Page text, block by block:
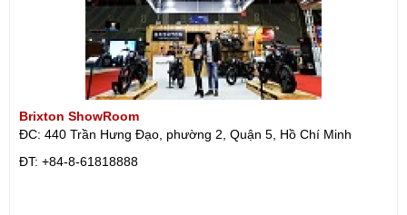
Brixton ShowRoom
ĐC: 440 Trần Hưng Đạo, phường 2, Quận 5, Hồ Chí Minh
ÐT: +84-8-61818888